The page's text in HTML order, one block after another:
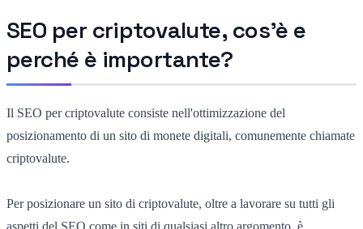
SEO per criptovalute, cos'è e
perché è importante?
Il SEO per criptovalute consiste nell'ottimizzazione del
posizionamento di un sito di monete digitali, comunemente chiamate
criptovalute.
Per posizionare un sito di criptovalute, oltre a lavorare su tutti gli
aspetti del SEO come in siti di qualsiasi altro argomento, è